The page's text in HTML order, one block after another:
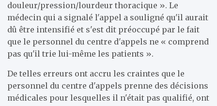
douleur/pression/lourdeur thoracique ». Le
médecin qui a signalé l'appel a souligné qu'il aurait
dû être intensifié et s'est dit préoccupé par le fait
que le personnel du centre d'appels ne « comprend
pas qu'il trie lui-même les patients ».
De telles erreurs ont accru les craintes que le
personnel du centre d'appels prenne des décisions
médicales pour lesquelles il n'était pas qualifié, ont